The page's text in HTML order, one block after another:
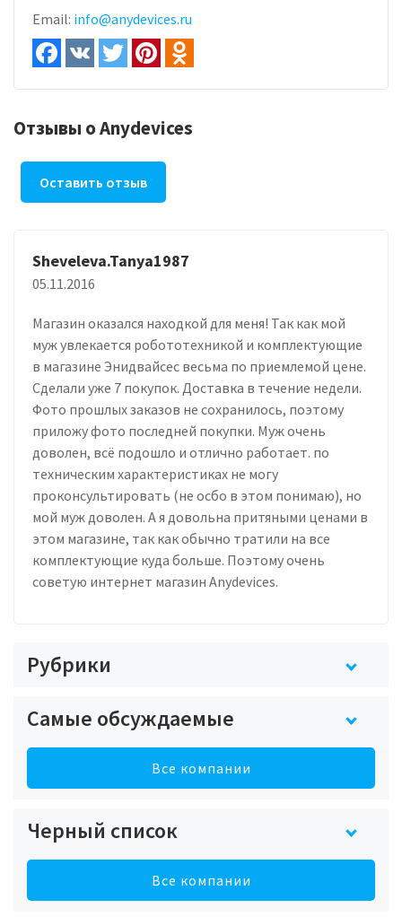
Email: info@anydevices.ru
Отзывы о Anydevices
Оставить отзыв
Sheveleva.Tanya1987
05.11.2016
Магазин оказался находкой для меня! Так как мой
муж увлекается робототехникой и комплектующие
в магазине Энидвайсес весьма по приемлемой цене.
Сделали уже 7 покупок. Доставка в течение недели.
Фото прошлых заказов не сохранилось, поэтому
приложу фото последней покупки. Муж очень
доволен, всё подошло и отлично работает. по
техническим характеристиках не могу
проконсультировать (не осбо в этом понимаю), но
мой муж доволен. А я довольна притяными ценами в
этом магазине, так как обычно тратили на все
комплектующие куда больше. Поэтому очень
советую интернет магазин Anydevices.
Рубрики
Самые обсуждаемые
Все компании
Черный список
Все компании